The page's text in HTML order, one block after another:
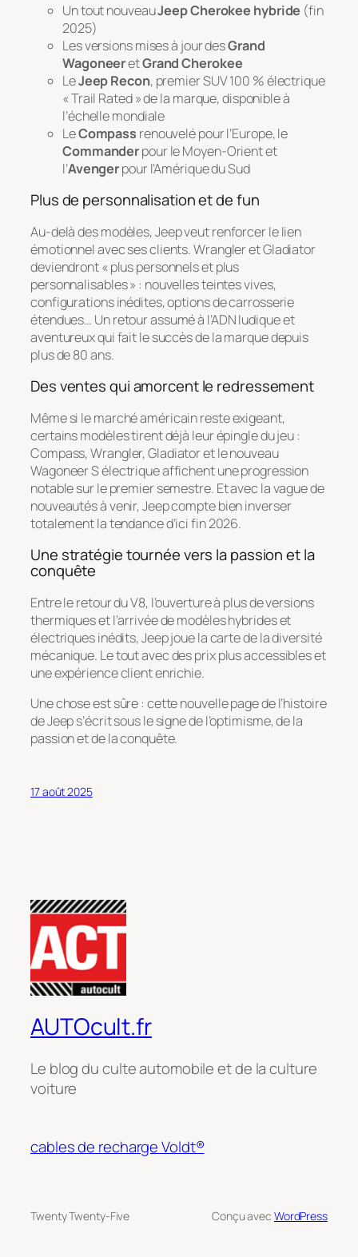
Un tout nouveauJeep Cherokee hybride (fin
2025)
Les versions mises à jour desGrand
WagoneeretGrand Cherokee
LeJeep Recon, premier SUV 100 % électrique
« Trail Rated » de la marque, disponible à
l’échelle mondiale
LeCompass renouvelé pour l’Europe, le
Commanderpour le Moyen-Orient et
l’Avengerpour l’Amérique du Sud
Plus de personnalisation et de fun
Au-delà des modèles, Jeep veut renforcer le lien
émotionnel avec ses clients. Wrangler et Gladiator
deviendront « plus personnels et plus
personnalisables » : nouvelles teintes vives,
configurations inédites, options de carrosserie
étendues… Un retour assumé à l’ADN ludique et
aventureux qui fait le succès de la marque depuis
plus de 80 ans.
Des ventes qui amorcent le redressement
Même si le marché américain reste exigeant,
certains modèles tirent déjà leur épingle du jeu :
Compass, Wrangler, Gladiator et le nouveau
Wagoneer S électrique affichent une progression
notable sur le premier semestre. Et avec la vague de
nouveautés à venir, Jeep compte bien inverser
totalement la tendance d’ici fin 2026.
Une stratégie tournée vers la passion et la
conquête
Entre le retour du V8, l’ouverture à plus de versions
thermiques et l’arrivée de modèles hybrides et
électriques inédits, Jeep joue la carte de la diversité
mécanique. Le tout avec des prix plus accessibles et
une expérience client enrichie.
Une chose est sûre : cette nouvelle page de l’histoire
de Jeep s’écrit sous le signe de l’optimisme, de la
passion et de la conquête.
17 août 2025
AUTOcult.fr
Le blog du culte automobile et de la culture
voiture
cables de recharge Voldt®
Twenty Twenty-Five Conçu avec WordPress